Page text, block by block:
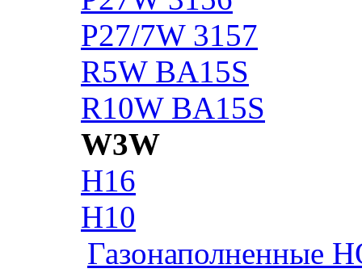
P27/7W 3157
R5W BA15S
R10W BA15S
W3W
H16
H10
Газонаполненные